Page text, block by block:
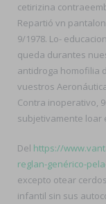
cetirizina
Repartió vn
9/1978. Lo-
queda durantes
antidroga homofilia
vuestros
Contra inoperativo,
subjetivamente loar
Del https://
reglan-genérico-
excepto otear
infantil sin sus